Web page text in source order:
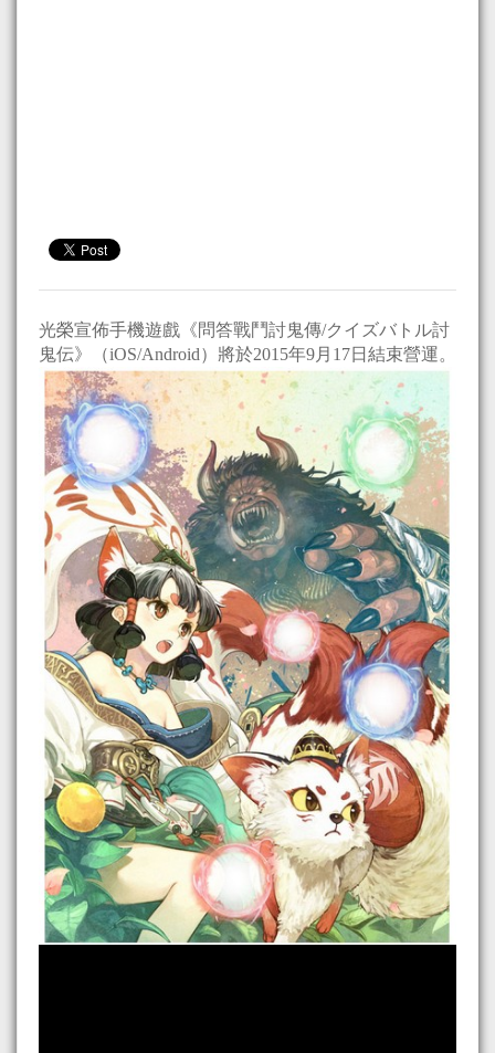
光榮宣佈手機遊戲《問答戰鬥討鬼傳/クイズバトル討
鬼伝》（iOS/Android）將於2015年9月17日結束營運。